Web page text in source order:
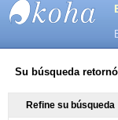
SISTEMAS
DE
Su búsqueda
Refine su búsqueda